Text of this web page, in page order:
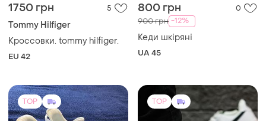
1750 грн 5
Tommy Hilfiger
Кроссовки. tommy hilfiger.
EU 42
800 грн 0
900 грн -12%
Кеди шкіряні
UA 45
TOP TOP